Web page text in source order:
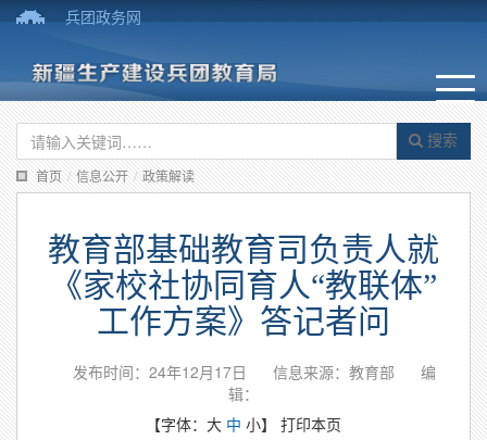
兵团政务网
搜索
首页 / 信息公开 / 政策解读
教育部基础教育司负责人就
《家校社协同育人“教联体”
工作方案》答记者问
发布时间：24年12月17日 信息来源：教育部
编
辑：
【字体： 大 中 小】 打印本页